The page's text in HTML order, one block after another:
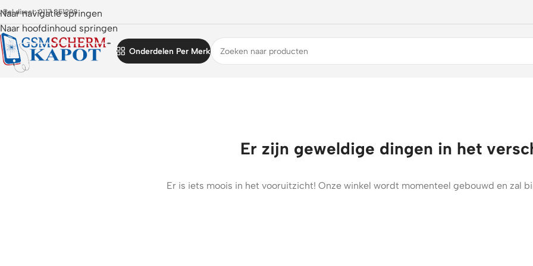
Naar navigatie springen
Naar hoofdinhoud springen
Bel direct: 0117 851298
Onderdelen Per Merk
Er zijn geweldige dingen in het
Er is iets moois in het vooruitzicht! Onze winkel wordt momenteel gebouwd en zal